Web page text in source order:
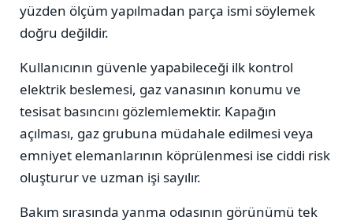
yüzden ölçüm yapılmadan parça ismi söylemek
doğru değildir.
Kullanıcının güvenle yapabileceği ilk kontrol
elektrik beslemesi, gaz vanasının konumu ve
tesisat basıncını gözlemlemektir. Kapağın
açılması, gaz grubuna müdahale edilmesi veya
emniyet elemanlarının köprülenmesi ise ciddi risk
oluşturur ve uzman işi sayılır.
Bakım sırasında yanma odasının görünümü tek